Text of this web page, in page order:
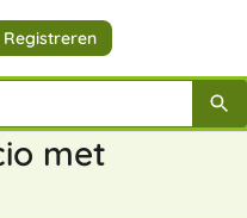
Registreren
met